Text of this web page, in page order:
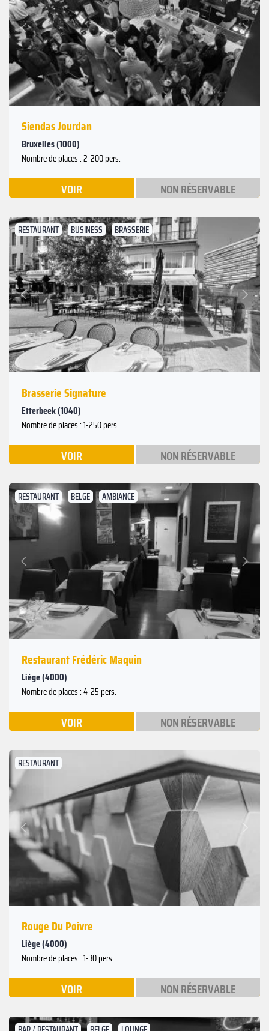
Précédent
Suivant
Siendas Jourdan
Bruxelles (1000)
Nombre de places : 2-200 pers.
VOIR NON RÉSERVABLE
RESTAURANT BUSINESS BRASSERIE
Précédent
Suivant
Brasserie Signature
Etterbeek (1040)
Nombre de places : 1-250 pers.
VOIR NON RÉSERVABLE
RESTAURANT BELGE AMBIANCE
Précédent
Suivant
Restaurant Frédéric Maquin
Liège (4000)
Nombre de places : 4-25 pers.
VOIR NON RÉSERVABLE
RESTAURANT
Précédent
Rouge Du Poivre
Liège (4000)
Nombre de places : 1-30 pers.
VOIR NON RÉSERVABLE